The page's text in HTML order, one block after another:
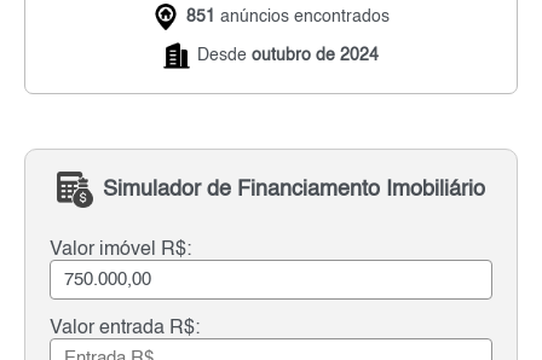
851 anúncios encontrados
Desde outubro de 2024
Simulador de Financiamento Imobiliário
Valor imóvel R$:
Valor entrada R$: